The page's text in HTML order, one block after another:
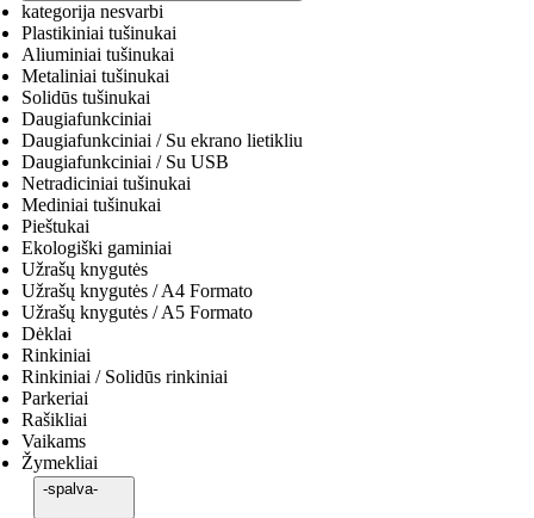
kategorija nesvarbi
Plastikiniai tušinukai
Aliuminiai tušinukai
Metaliniai tušinukai
Solidūs tušinukai
Daugiafunkciniai
Daugiafunkciniai / Su ekrano lietikliu
Daugiafunkciniai / Su USB
Netradiciniai tušinukai
Mediniai tušinukai
Pieštukai
Ekologiški gaminiai
Užrašų knygutės
Užrašų knygutės / A4 Formato
Užrašų knygutės / A5 Formato
Dėklai
Rinkiniai
Rinkiniai / Solidūs rinkiniai
Parkeriai
Rašikliai
Vaikams
Žymekliai
-spalva-